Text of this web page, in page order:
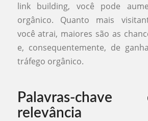
link building, você pode
orgânico. Quanto mais
você atrai, maiores são as
e, consequentemente, de
tráfego orgânico.
Palavras-
relevância